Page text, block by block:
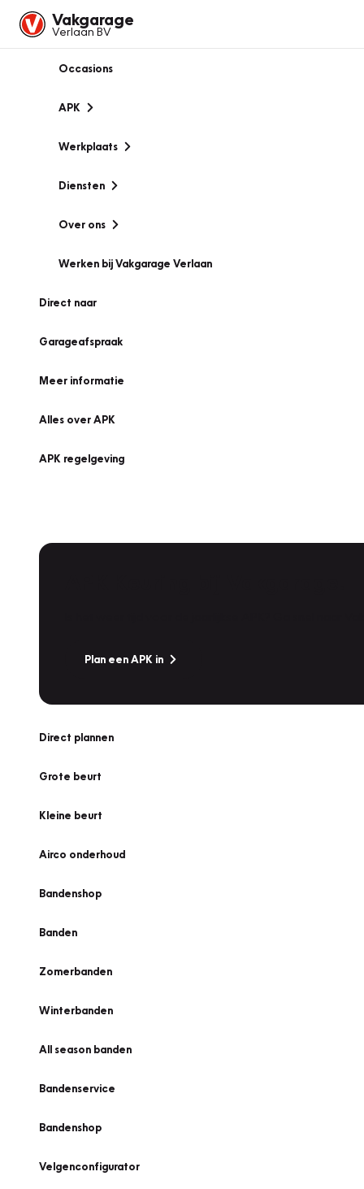
Vakgarage
Verlaan BV
Occasions
APK
Werkplaats
Diensten
Over ons
Werken bij Vakgarage Verlaan
Direct naar
Garageafspraak
Meer informatie
Alles over APK
APK regelgeving
Plan een APK in
Direct plannen
Grote beurt
Kleine beurt
Airco onderhoud
Bandenshop
Banden
Zomerbanden
Winterbanden
All season banden
Bandenservice
Bandenshop
Velgenconfigurator